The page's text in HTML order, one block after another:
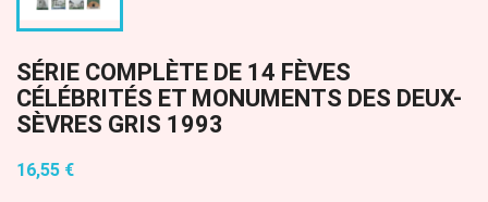
SÉRIE COMPLÈTE DE 14 FÈVES
CÉLÉBRITÉS ET MONUMENTS DES DEUX-
SÈVRES GRIS 1993
16,55 €